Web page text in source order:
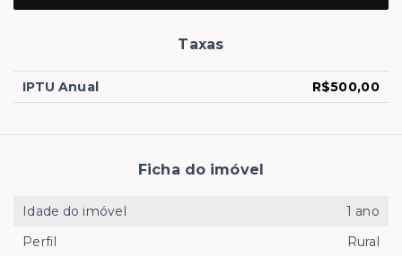
Taxas
IPTU Anual R$500,00
Ficha do imóvel
Idade do imóvel
1 ano
Perfil
Rural